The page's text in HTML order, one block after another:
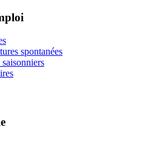
spontanées